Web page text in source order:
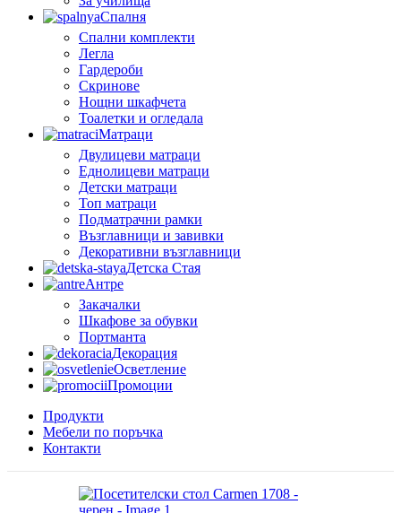
Спалня
Спални комплекти
Легла
Гардероби
Скринове
Нощни шкафчета
Тоалетки и огледала
Матраци
Двулицеви матраци
Еднолицеви матраци
Детски матраци
Топ матраци
Подматрачни рамки
Възглавници и завивки
Декоративни възглавници
Детска Стая
Антре
Закачалки
Шкафове за обувки
Портманта
Декорация
Осветление
Промоции
Продукти
Мебели по поръчка
Контакти